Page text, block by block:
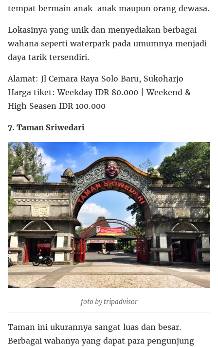
tempat bermain anak-anak maupun orang dewasa.
Lokasinya yang unik dan menyediakan berbagai
wahana seperti waterpark pada umumnya menjadi
daya tarik tersendiri.
Alamat: Jl Cemara Raya Solo Baru, Sukoharjo
Harga tiket: Weekday IDR 80.000 | Weekend &
High Seasen IDR 100.000
7. Taman Sriwedari
foto by tripadvisor
Taman ini ukurannya sangat luas dan besar.
Berbagai wahanya yang dapat para pengunjung